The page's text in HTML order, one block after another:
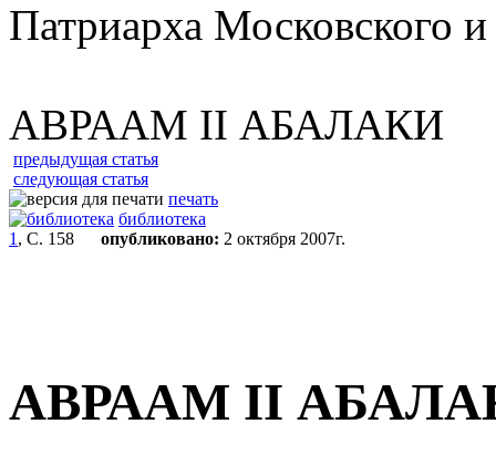
Патриарха Московского
АВРААМ II АБАЛАКИ
предыдущая статья
следующая статья
печать
библиотека
1 , С. 158 опубликовано: 2 октября 2007г.
АВРААМ II